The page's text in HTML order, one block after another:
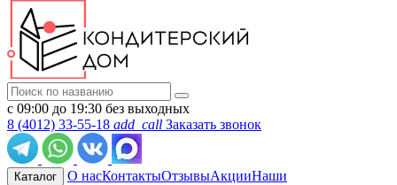
с 09:00 до 19:30 без выходных
8 (4012) 33-55-18 add_call Заказать звонок
Каталог О насКонтактыОтзывыАкцииНаши